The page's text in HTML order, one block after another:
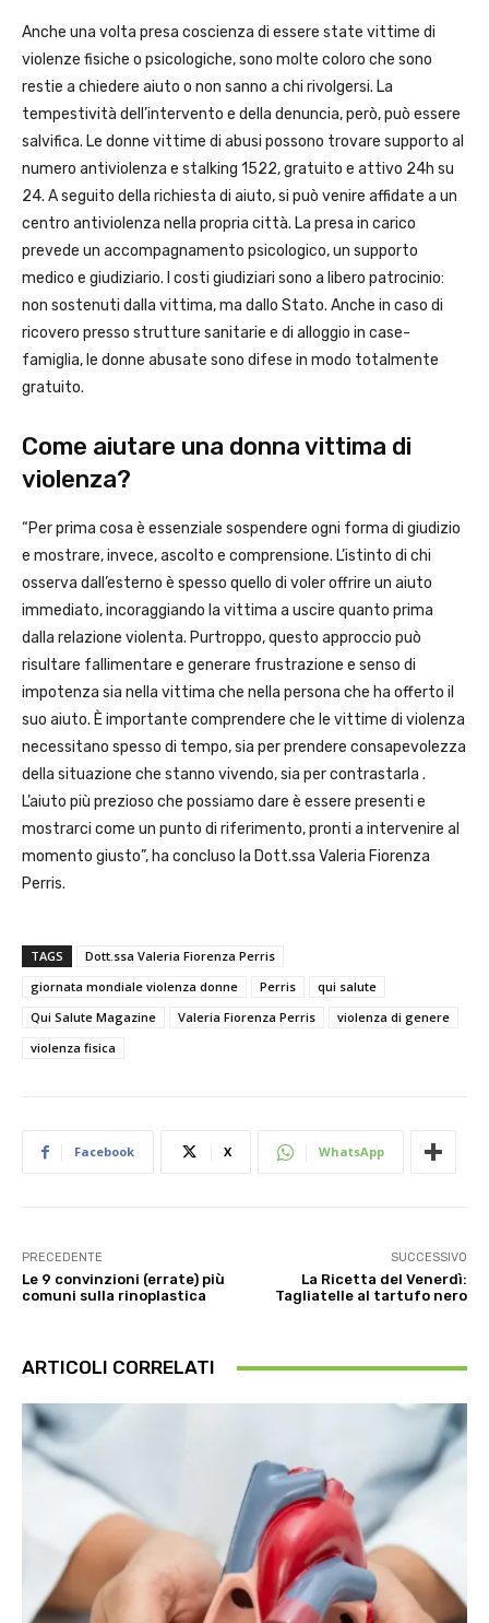
Anche una volta presa coscienza di essere state vittime di
violenze fisiche o psicologiche, sono molte coloro che sono
restie a chiedere aiuto o non sanno a chi rivolgersi. La
tempestività dell’intervento e della denuncia, però, può essere
salvifica. Le donne vittime di abusi possono trovare supporto al
numero antiviolenza e stalking 1522, gratuito e attivo 24h su
24. A seguito della richiesta di aiuto, si può venire affidate a un
centro antiviolenza nella propria città. La presa in carico
prevede un accompagnamento psicologico, un supporto
medico e giudiziario. I costi giudiziari sono a libero patrocinio:
non sostenuti dalla vittima, ma dallo Stato. Anche in caso di
ricovero presso strutture sanitarie e di alloggio in case-
famiglia, le donne abusate sono difese in modo totalmente
gratuito.
Come aiutare una donna vittima di
violenza?
“Per prima cosa è essenziale sospendere ogni forma di giudizio
e mostrare, invece, ascolto e comprensione. L’istinto di chi
osserva dall’esterno è spesso quello di voler offrire un aiuto
immediato, incoraggiando la vittima a uscire quanto prima
dalla relazione violenta. Purtroppo, questo approccio può
risultare fallimentare e generare frustrazione e senso di
impotenza sia nella vittima che nella persona che ha offerto il
suo aiuto. È importante comprendere che le vittime di violenza
necessitano spesso di tempo, sia per prendere consapevolezza
della situazione che stanno vivendo, sia per contrastarla .
L’aiuto più prezioso che possiamo dare è essere presenti e
mostrarci come un punto di riferimento, pronti a intervenire al
momento giusto”, ha concluso la Dott.ssa Valeria Fiorenza
Perris.
TAGS
Dott.ssa Valeria Fiorenza Perris
giornata mondiale violenza donne
Perris
qui salute
Qui Salute Magazine
Valeria Fiorenza Perris
violenza di genere
violenza fisica
Facebook X WhatsApp
PRECEDENTE
Le 9 convinzioni (errate) più
comuni sulla rinoplastica
SUCCESSIVO
La Ricetta del Venerdì:
Tagliatelle al tartufo nero
ARTICOLI CORRELATI